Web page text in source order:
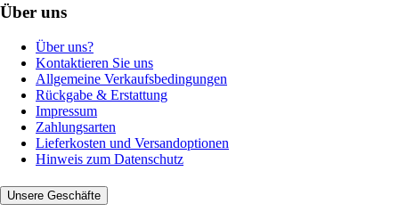
Über uns
Über uns?
Kontaktieren Sie uns
Allgemeine Verkaufsbedingungen
Rückgabe & Erstattung
Impressum
Zahlungsarten
Lieferkosten und Versandoptionen
Hinweis zum Datenschutz
Unsere Geschäfte